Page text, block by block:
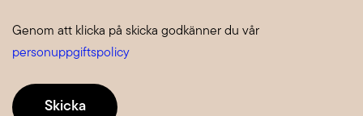
Genom att klicka på skicka godkänner du vår
personuppgiftspolicy